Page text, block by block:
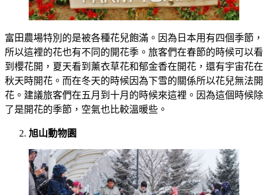
富田農場特別的是被各種花兒飽滿。因為日本用有四個季節，
所以這裡的花也有不同的開花季。旅客們在春節的時候可以看
到櫻花開，夏天看到薰衣草花和郁金香在開花，還有宇宙花在
秋天時開花。而在冬天的時候因為下雪的關係所以花兒無法開
花。建議旅客們在五月到十月的時候來這裡。因為這個時候除
了是開花的季節，空氣也比較溫暖些。
旭山動物園